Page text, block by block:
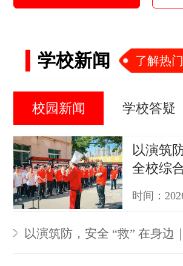
学校新闻 了解热
校园新闻 学校答疑
以演筑
全校综
时间：
以演筑防，安全 “救” 在身边